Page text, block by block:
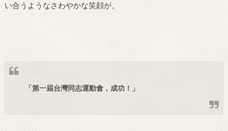
い合うようなさわやかな笑顔が。
「第一屆台灣同志運動會，成功！」